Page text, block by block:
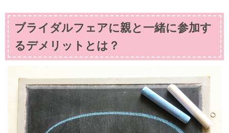
ブライダルフェアに親と一緒に参加す
るデメリットとは？